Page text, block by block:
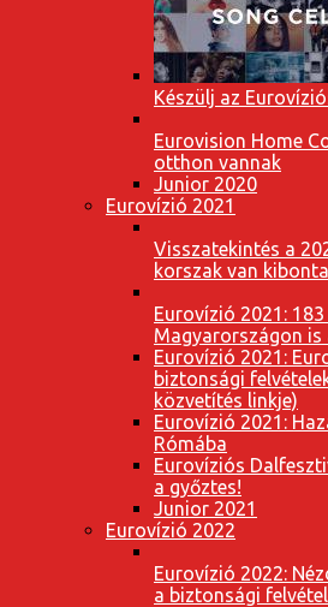
Készülj az
Eurovision Home
otthon vannak
Junior 2020
Eurovízió 2021
Visszatekintés a
korszak van
Eurovízió 2021:
Magyarországon
Eurovízió 2021:
biztonsági
közvetítés linkje)
Eurovízió 2021:
Rómába
Eurovíziós
a győztes!
Junior 2021
Eurovízió 2022
Eurovízió 2022:
a biztonsági